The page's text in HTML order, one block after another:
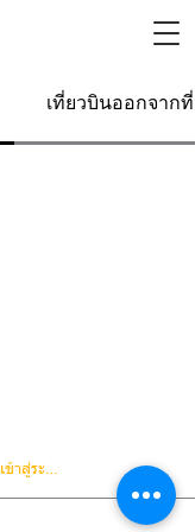
เที่ยวบินออกจากที่นี่
เข้าสู่ระบบ